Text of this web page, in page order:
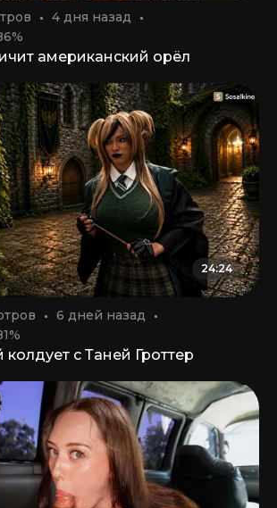
4 дня назад
американский орёл
24:24
6 дней назад
колдует с Таней Гроттер